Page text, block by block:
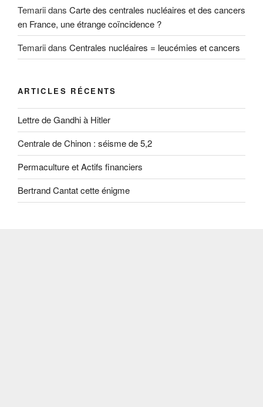
Temariidans Carte des centrales nucléaires et des cancers
en France, une étrange coïncidence ?
Temariidans Centrales nucléaires = leucémies et cancers
ARTICLES RÉCENTS
Lettre de Gandhi à Hitler
Centrale de Chinon : séisme de 5,2
Permaculture et Actifs financiers
Bertrand Cantat cette énigme